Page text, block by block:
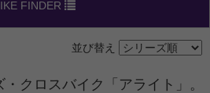
FINDER
並び替え
クロスバイク「アライト」。